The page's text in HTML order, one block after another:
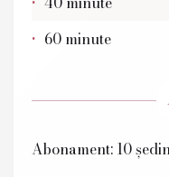
60 minute
Abonament: 10